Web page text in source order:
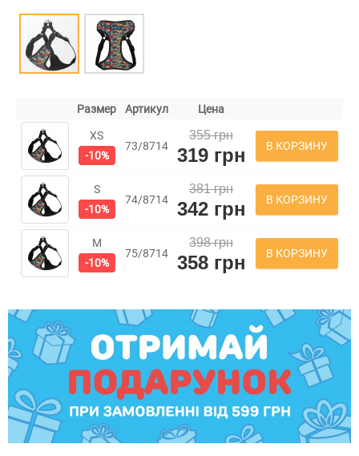
Размер Артикул Цена
XS
-10%
73/8714
355 грн
319 грн В КОРЗИНУ
S
-10%
74/8714
381 грн
342 грн В КОРЗИНУ
M
-10%
75/8714
398 грн
358 грн В КОРЗИНУ